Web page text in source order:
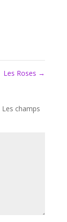
Les Roses →
Les champs